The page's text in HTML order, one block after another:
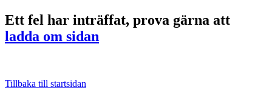
Ett fel har inträffat, prova gärna att
ladda om sidan
Tillbaka till startsidan